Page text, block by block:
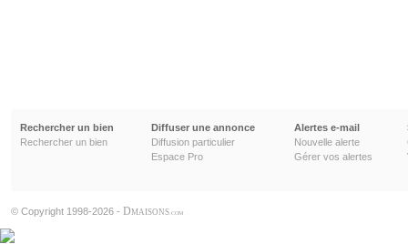
Rechercher un bien
Rechercher un bien
Diffuser une annonce
Diffusion particulier
Espace Pro
Alertes e-mail
Nouvelle alerte
Gérer vos alertes
© Copyright 1998-2026 - DMAISONS .COM